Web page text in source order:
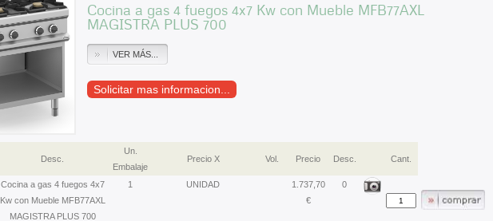
Cocina a gas 4 fuegos 4x7 Kw con Mueble MFB77AXL
MAGISTRA PLUS 700
VER MÁS...
Solicitar mas informacion...
Desc.
Un.
Embalaje
Precio X Vol. Precio Desc. Cant.
Cocina a gas 4 fuegos 4x7
Kw con Mueble MFB77AXL
MAGISTRA PLUS 700
1 UNIDAD
1.737,70
€
0